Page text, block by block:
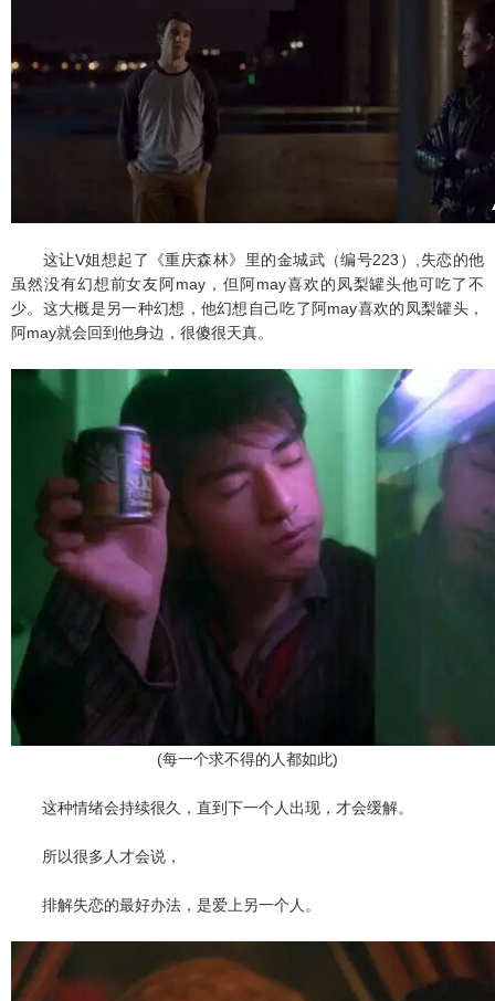
这让V姐想起了《重庆森林》里的金城武（编号223）,失恋的他
虽然没有幻想前女友阿may，但阿may喜欢的凤梨罐头他可吃了不
少。这大概是另一种幻想，他幻想自己吃了阿may喜欢的凤梨罐头，
阿may就会回到他身边，很傻很天真。
(每一个求不得的人都如此)
这种情绪会持续很久，直到下一个人出现，才会缓解。
所以很多人才会说，
排解失恋的最好办法，是爱上另一个人。